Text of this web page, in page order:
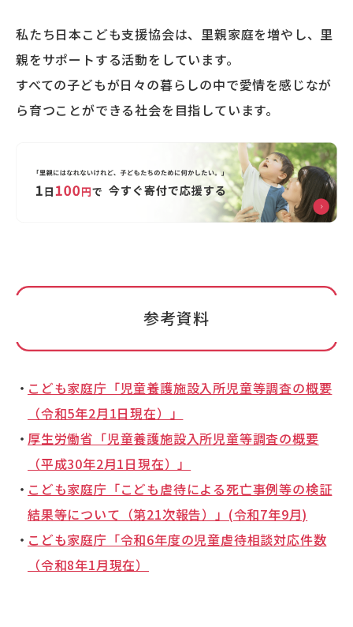
私たち日本こども支援協会は、里親家庭を増やし、里
親をサポートする活動をしています。
すべての子どもが日々の暮らしの中で愛情を感じなが
ら育つことができる社会を目指しています。
参考資料
こども家庭庁「児童養護施設入所児童等調査の概要
（令和5年2月1日現在）」
厚生労働省「児童養護施設入所児童等調査の概要
（平成30年2月1日現在）」
こども家庭庁「こども虐待による死亡事例等の検証
結果等について（第21次報告）」(令和7年9月)
こども家庭庁「令和6年度の児童虐待相談対応件数
（令和8年1月現在）